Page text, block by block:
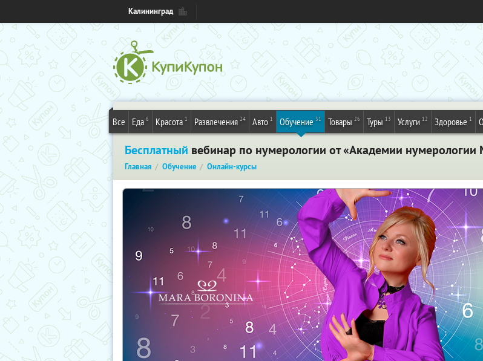
Калининград
Все Еда 6 Красота 1 Развлечения 24 Авто 1 Обучение 31 Товары 26 Туры 13 Услуги 12 Здоровье 1
Бесплатный вебинар по нумерологии от «Академии
Главная Обучение Онлайн-курсы